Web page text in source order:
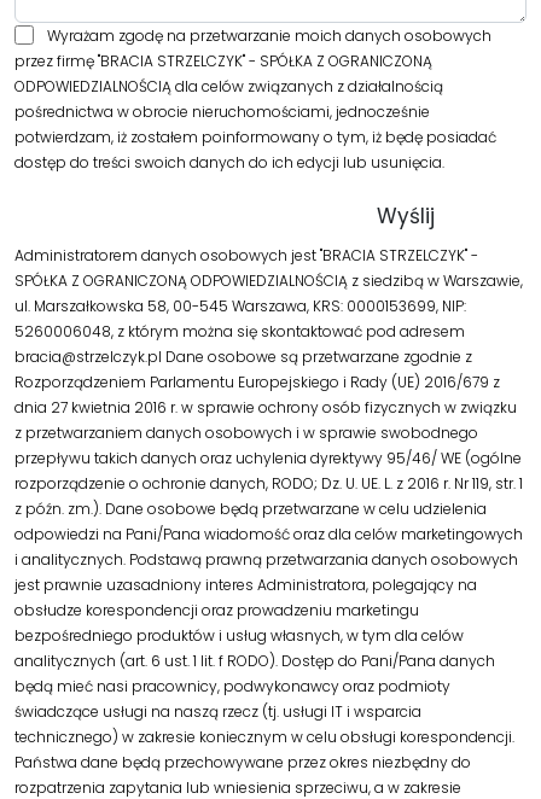
Wyrażam zgodę na przetwarzanie moich danych osobowych
przez firmę "BRACIA STRZELCZYK" - SPÓŁKA Z OGRANICZONĄ
ODPOWIEDZIALNOŚCIĄ dla celów związanych z działalnością
pośrednictwa w obrocie nieruchomościami, jednocześnie
potwierdzam, iż zostałem poinformowany o tym, iż będę posiadać
dostęp do treści swoich danych do ich edycji lub usunięcia.
Administratorem danych osobowych jest "BRACIA STRZELCZYK" -
SPÓŁKA Z OGRANICZONĄ ODPOWIEDZIALNOŚCIĄ z siedzibą w Warszawie,
ul. Marszałkowska 58, 00-545 Warszawa, KRS: 0000153699, NIP:
5260006048, z którym można się skontaktować pod adresem
bracia@strzelczyk.pl Dane osobowe są przetwarzane zgodnie z
Rozporządzeniem Parlamentu Europejskiego i Rady (UE) 2016/679 z
dnia 27 kwietnia 2016 r. w sprawie ochrony osób fizycznych w związku
z przetwarzaniem danych osobowych i w sprawie swobodnego
przepływu takich danych oraz uchylenia dyrektywy 95/46/ WE (ogólne
rozporządzenie o ochronie danych, RODO; Dz. U. UE. L. z 2016 r. Nr 119, str. 1
z późn. zm.). Dane osobowe będą przetwarzane w celu udzielenia
odpowiedzi na Pani/Pana wiadomość oraz dla celów marketingowych
i analitycznych. Podstawą prawną przetwarzania danych osobowych
jest prawnie uzasadniony interes Administratora, polegający na
obsłudze korespondencji oraz prowadzeniu marketingu
bezpośredniego produktów i usług własnych, w tym dla celów
analitycznych (art. 6 ust. 1 lit. f RODO). Dostęp do Pani/Pana danych
będą mieć nasi pracownicy, podwykonawcy oraz podmioty
świadczące usługi na naszą rzecz (tj. usługi IT i wsparcia
technicznego) w zakresie koniecznym w celu obsługi korespondencji.
Państwa dane będą przechowywane przez okres niezbędny do
rozpatrzenia zapytania lub wniesienia sprzeciwu, a w zakresie